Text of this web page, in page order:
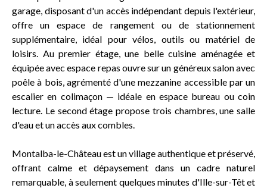
garage, disposant d'un accès indépendant depuis l'extérieur,
offre un espace de rangement ou de stationnement
supplémentaire, idéal pour vélos, outils ou matériel de
loisirs. Au premier étage, une belle cuisine aménagée et
équipée avec espace repas ouvre sur un généreux salon avec
poêle à bois, agrémenté d'une mezzanine accessible par un
escalier en colimaçon — idéale en espace bureau ou coin
lecture. Le second étage propose trois chambres, une salle
d'eau et un accès aux combles.
Montalba-le-Château est un village authentique et préservé,
offrant calme et dépaysement dans un cadre naturel
remarquable, à seulement quelques minutes d'Ille-sur-Têt et